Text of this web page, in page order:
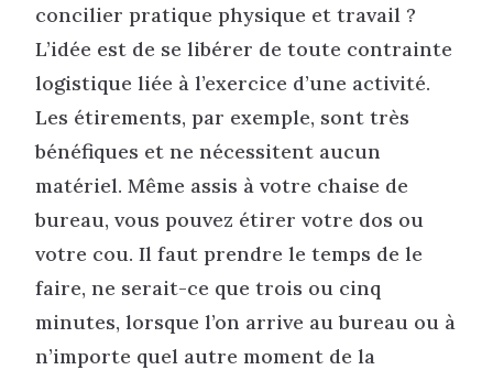
concilier pratique physique et travail ?
L’idée est de se libérer de toute contrainte
logistique liée à l’exercice d’une activité.
Les étirements, par exemple, sont très
bénéfiques et ne nécessitent aucun
matériel. Même assis à votre chaise de
bureau, vous pouvez étirer votre dos ou
votre cou. Il faut prendre le temps de le
faire, ne serait-ce que trois ou cinq
minutes, lorsque l’on arrive au bureau ou à
n’importe quel autre moment de la